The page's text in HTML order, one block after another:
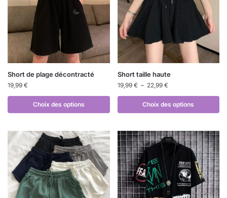
Short de plage décontracté
19,99 €
Choix des options
Short taille haute
19,99 € – 22,99 €
Choix des options